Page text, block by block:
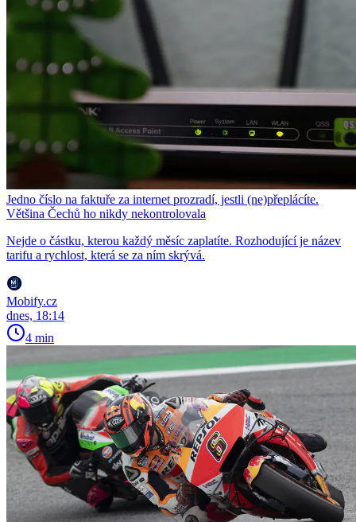
Jedno číslo na faktuře za internet prozradí, jestli (ne)přeplácíte.
Většina Čechů ho nikdy nekontrolovala
Nejde o částku, kterou každý měsíc zaplatíte. Rozhodující je název
tarifu a rychlost, která se za ním skrývá.
Mobify.cz
dnes, 18:14
4 min